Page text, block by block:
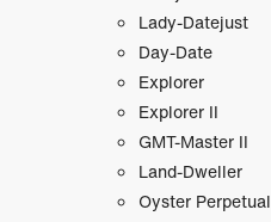
Lady‑Datejust
Day‑Date
Explorer
Explorer II
GMT‑Master II
Land‑Dweller
Oyster Perpetual